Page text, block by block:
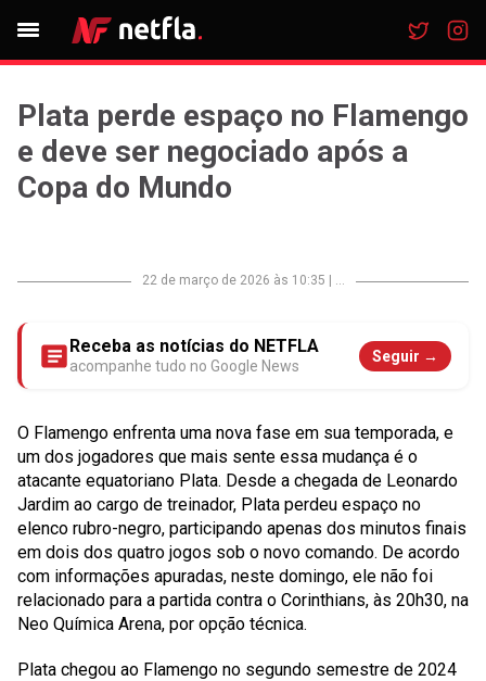
Plata perde espaço no Flamengo
e deve ser negociado após a
Copa do Mundo
22 de março de 2026 às 10:35 ...
Receba as notícias do NETFLA
acompanhe tudo no Google News
Seguir →
O Flamengo enfrenta uma nova fase em sua temporada, e
um dos jogadores que mais sente essa mudança é o
atacante equatoriano Plata. Desde a chegada de Leonardo
Jardim ao cargo de treinador, Plata perdeu espaço no
elenco rubro-negro, participando apenas dos minutos finais
em dois dos quatro jogos sob o novo comando. De acordo
com informações apuradas, neste domingo, ele não foi
relacionado para a partida contra o Corinthians, às 20h30, na
Neo Química Arena, por opção técnica.
Plata chegou ao Flamengo no segundo semestre de 2024